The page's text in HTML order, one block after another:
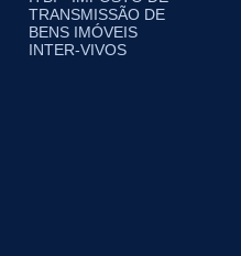
TRANSMISSÃO DE
BENS IMÓVEIS
INTER-VIVOS